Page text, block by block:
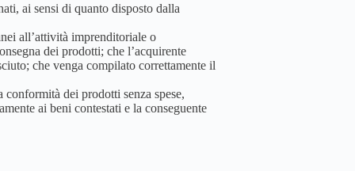
ai sensi di quanto disposto dalla
all’attività imprenditoriale o
dei prodotti; che l’acquirente
che venga compilato correttamente il
dei prodotti senza spese,
ai beni contestati e la conseguente